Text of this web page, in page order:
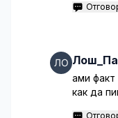
ами факт
как да